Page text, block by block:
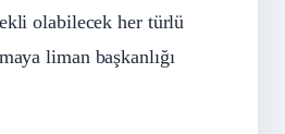
olabilecek her türlü
liman başkanlığı